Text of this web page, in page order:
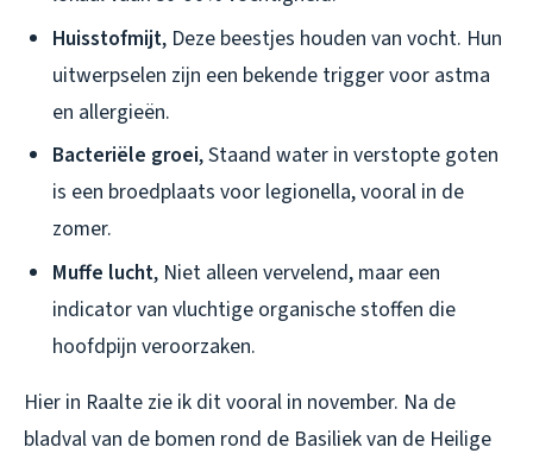
Huisstofmijt, Deze beestjes houden van vocht. Hun
uitwerpselen zijn een bekende trigger voor astma
en allergieën.
Bacteriële groei, Staand water in verstopte goten
is een broedplaats voor legionella, vooral in de
zomer.
Muffe lucht, Niet alleen vervelend, maar een
indicator van vluchtige organische stoffen die
hoofdpijn veroorzaken.
Hier in Raalte zie ik dit vooral in november. Na de
bladval van de bomen rond de Basiliek van de Heilige